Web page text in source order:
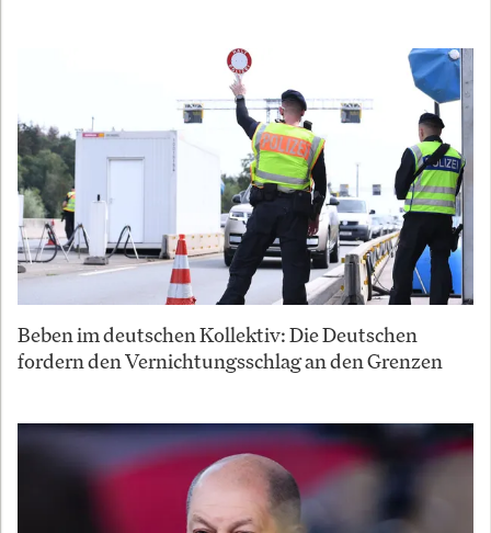
Beben im deutschen Kollektiv: Die Deutschen
fordern den Vernichtungsschlag an den Grenzen